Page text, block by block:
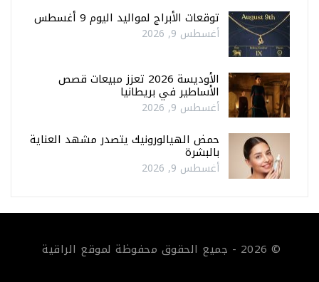
توقعات الأبراج لمواليد اليوم 9 أغسطس
أغسطس 9, 2026
الأوديسة 2026 تعزز مبيعات قصص
الأساطير في بريطانيا
أغسطس 9, 2026
حمض الهيالورونيك يتصدر مشهد العناية
بالبشرة
أغسطس 9, 2026
© 2026 - جميع الحقوق محفوظة لموقع الراقية